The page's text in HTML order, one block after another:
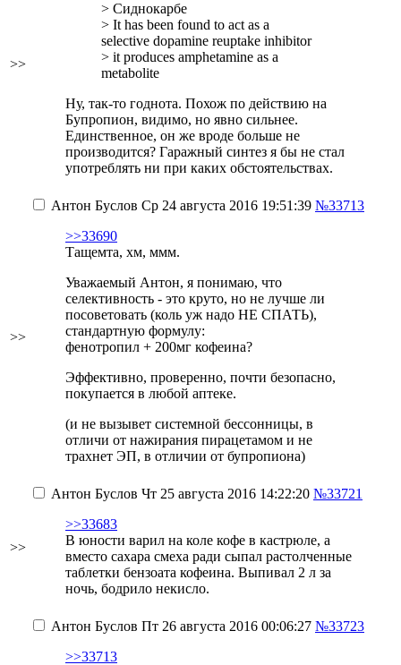
>>
> Сиднокарбе
> It has been found to act as a
selective dopamine reuptake inhibitor
> it produces amphetamine as a
metabolite
Ну, так-то годнота. Похож по действию на
Бупропион, видимо, но явно сильнее.
Единственное, он же вроде больше не
производится? Гаражный синтез я бы не стал
употреблять ни при каких обстоятельствах.
>>
Антон Буслов Ср 24 августа 2016 19:51:39 №33713
>>33690
Тащемта, хм, ммм.
Уважаемый Антон, я понимаю, что
селективность - это круто, но не лучше ли
посоветовать (коль уж надо НЕ СПАТЬ),
стандартную формулу:
фенотропил + 200мг кофеина?
Эффективно, проверенно, почти безопасно,
покупается в любой аптеке.
(и не вызывет системной бессонницы, в
отличи от нажирания пирацетамом и не
трахнет ЭП, в отличии от бупропиона)
>>
Антон Буслов Чт 25 августа 2016 14:22:20 №33721
>>33683
В юности варил на коле кофе в кастрюле, а
вместо сахара смеха ради сыпал растолченные
таблетки бензоата кофеина. Выпивал 2 л за
ночь, бодрило некисло.
Антон Буслов Пт 26 августа 2016 00:06:27 №33723
>>33713